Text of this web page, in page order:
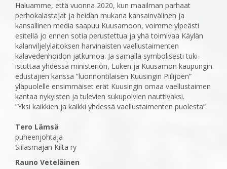
Haluamme, että vuonna 2020, kun maailman parhaat
perhokalastajat ja heidän mukana kansainvälinen ja
kansallinen media saapuu Kuusamoon, voimme ylpeästi
esitellä jo ennen sotia perustettua ja yhä toimivaa Käylän
kalanviljelylaitoksen harvinaisten vaellustaimenten
kalavedenhoidon jatkumoa. Ja samalla symbolisesti tuki-
istuttaa yhdessä ministeriön, Luken ja Kuusamon kaupungin
edustajien kanssa ”luonnontilaisen Kuusingin Piilijoen”
yläpuolelle ensimmäiset erät Kuusingin omaa vaellustaimen
kantaa nykyisten ja tulevien sukupolvien nauttivaksi.
”Yksi kaikkien ja kaikki yhdessä vaellustaimenten puolesta”
Tero Lämsä
puheenjohtaja
Siilasmajan Kilta ry
Rauno Veteläinen